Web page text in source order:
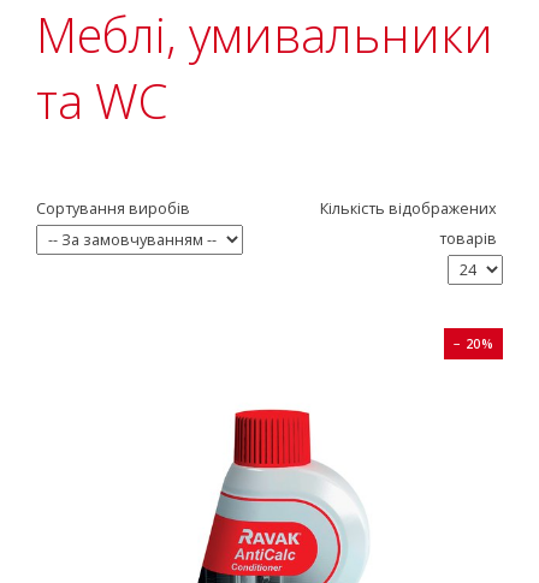
Меблі, умивальники
та WC
Сортування виробів
Кількість відображених
товарів
− 20%